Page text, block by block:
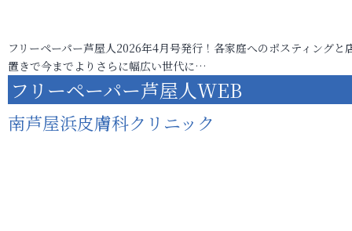
フリーペーパー芦屋人2026年4月号発行！各家庭へのポスティングと
置きで今までよりさらに幅広い世代に…
フリーペーパー芦屋人WEB
南芦屋浜皮膚科クリニック